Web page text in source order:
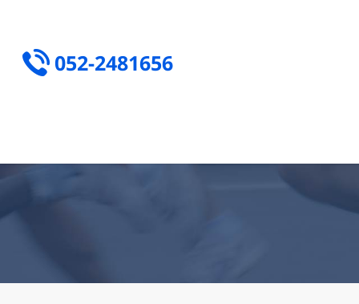
052-2481656